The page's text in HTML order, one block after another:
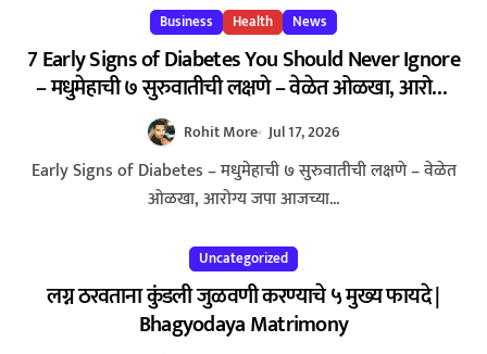
Business Health News
7 Early Signs of Diabetes You Should Never Ignore
– मधुमेहाची ७ सुरुवातीची लक्षणे – वेळेत ओळखा, आरोग्य
Rohit More Jul 17, 2026
Early Signs of Diabetes – मधुमेहाची ७ सुरुवातीची लक्षणे – वेळेत
ओळखा, आरोग्य जपा आजच्या...
Uncategorized
लग्न ठरवताना कुंडली जुळवणी करण्याचे ५ मुख्य फायदे |
Bhagyodaya Matrimony